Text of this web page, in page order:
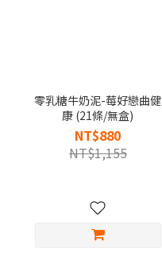
零乳糖牛奶泥-莓好戀曲健
康 (21條/無盒)
NT$880
NT$1,155